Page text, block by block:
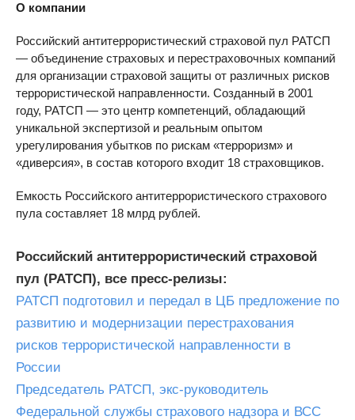
О компании
Российский антитеррористический страховой пул РАТСП
— объединение страховых и перестраховочных компаний
для организации страховой защиты от различных рисков
террористической направленности. Созданный в 2001
году, РАТСП — это центр компетенций, обладающий
уникальной экспертизой и реальным опытом
урегулирования убытков по рискам «терроризм» и
«диверсия», в состав которого входит 18 страховщиков.
Емкость Российского антитеррористического страхового
пула составляет 18 млрд рублей.
Российский антитеррористический страховой
пул (РАТСП), все пресс-релизы:
РАТСП подготовил и передал в ЦБ предложение по
развитию и модернизации перестрахования
рисков террористической направленности в
России
Председатель РАТСП, экс-руководитель
Федеральной службы страхового надзора и ВСС